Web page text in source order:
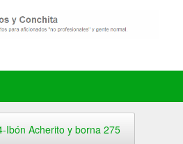
Ibón Acherito y borna 275